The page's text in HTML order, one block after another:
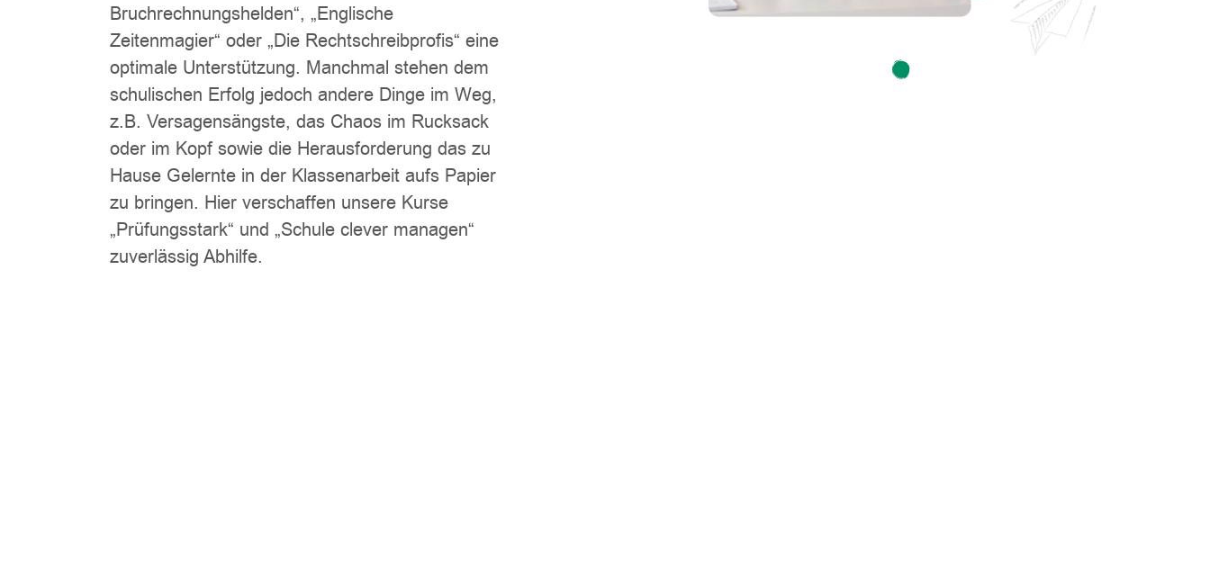
Bruchrechnungshelden“, „Englische
Zeitenmagier“ oder „Die Rechtschreibprofis“ eine
optimale Unterstützung. Manchmal stehen dem
schulischen Erfolg jedoch andere Dinge im Weg,
z.B. Versagensängste, das Chaos im Rucksack
oder im Kopf sowie die Herausforderung das zu
Hause Gelernte in der Klassenarbeit aufs Papier
zu bringen. Hier verschaffen unsere Kurse
„Prüfungsstark“ und „Schule clever managen“
zuverlässig Abhilfe.